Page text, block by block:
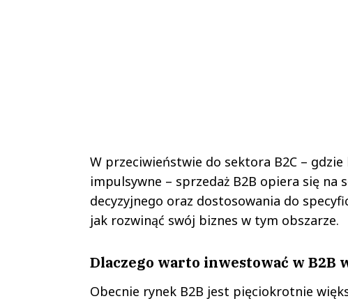
W przeciwieństwie do sektora B2C –
impulsywne – sprzedaż B2B opiera się na
decyzyjnego oraz dostosowania do
jak rozwinąć swój biznes w tym obszarze.
Dlaczego warto inwestować w B2B
Obecnie rynek B2B jest pięciokrotnie